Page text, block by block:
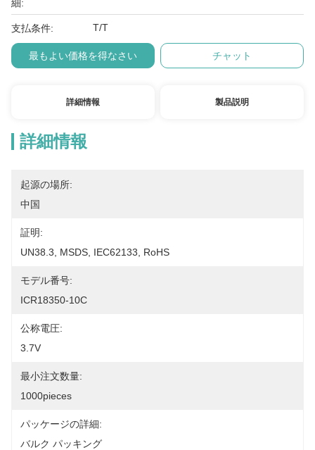
細:
支払条件: T/T
最もよい価格を得なさい チャット
詳細情報 製品説明
詳細情報
起源の場所:
中国
証明:
UN38.3, MSDS, IEC62133, RoHS
モデル番号:
ICR18350-10C
公称電圧:
3.7V
最小注文数量:
1000pieces
パッケージの詳細:
バルク パッキング